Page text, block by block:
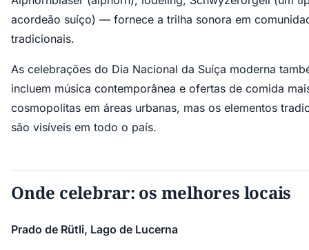
acordeão suíço) — fornece a trilha sonora em
tradicionais.
As celebrações do Dia Nacional da Suíça moderna
incluem música contemporânea e ofertas de comida
cosmopolitas em áreas urbanas, mas os elementos
são visíveis em todo o país.
Onde celebrar: os melhores locais
Prado de Rütli, Lago de Lucerna